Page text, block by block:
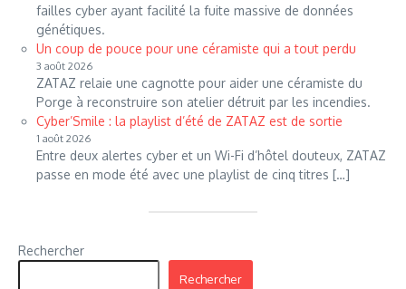
failles cyber ayant facilité la fuite massive de données
génétiques.
Un coup de pouce pour une céramiste qui a tout perdu
3 août 2026
ZATAZ relaie une cagnotte pour aider une céramiste du
Porge à reconstruire son atelier détruit par les incendies.
Cyber’Smile : la playlist d’été de ZATAZ est de sortie
1 août 2026
Entre deux alertes cyber et un Wi-Fi d’hôtel douteux, ZATAZ
passe en mode été avec une playlist de cinq titres […]
Rechercher
Rechercher